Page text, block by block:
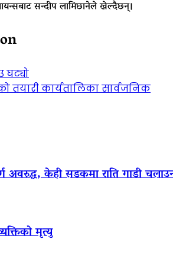
सन्दीप लामिछानेले खेल्दैछन्।
घट्यो
तयारी कार्यतालिका सार्वजनिक
अवरुद्ध, केही सडकमा राति गाडी
मृत्यु